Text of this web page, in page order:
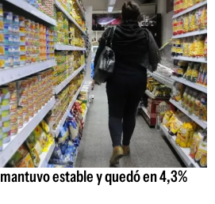
estable y quedó en 4,3%